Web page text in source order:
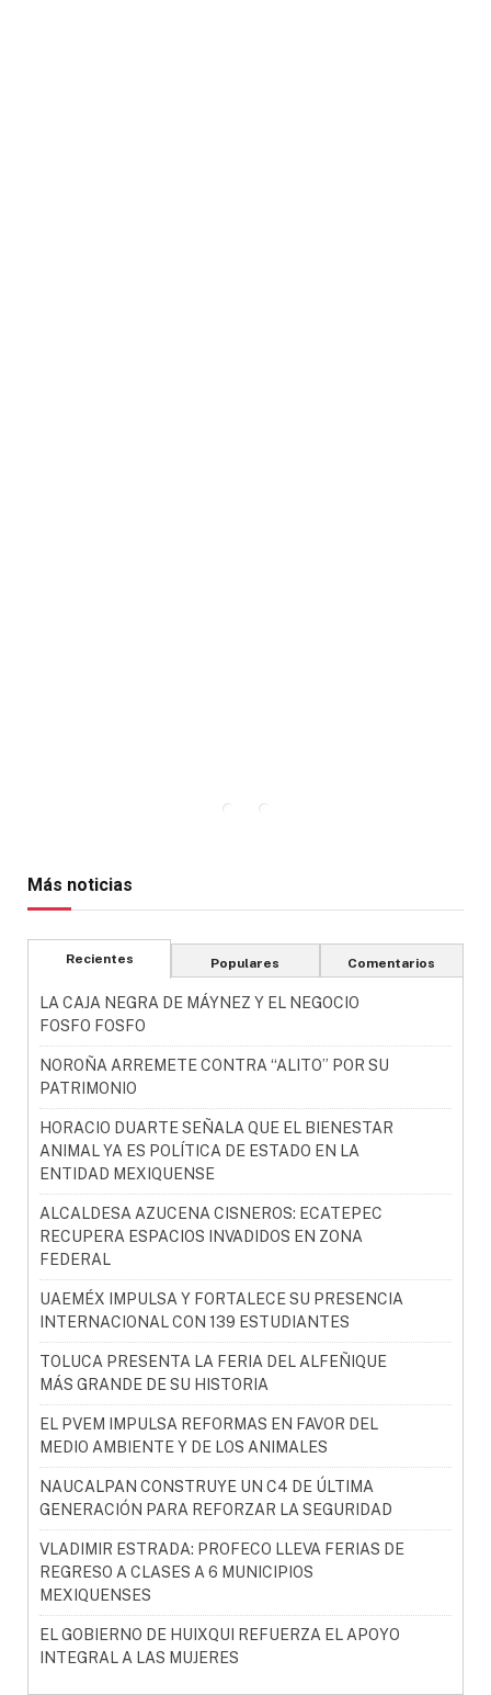
Más noticias
Recientes Populares Comentarios
LA CAJA NEGRA DE MÁYNEZ Y EL NEGOCIO
FOSFO FOSFO
NOROÑA ARREMETE CONTRA “ALITO” POR SU
PATRIMONIO
HORACIO DUARTE SEÑALA QUE EL BIENESTAR
ANIMAL YA ES POLÍTICA DE ESTADO EN LA
ENTIDAD MEXIQUENSE
ALCALDESA AZUCENA CISNEROS: ECATEPEC
RECUPERA ESPACIOS INVADIDOS EN ZONA
FEDERAL
UAEMÉX IMPULSA Y FORTALECE SU PRESENCIA
INTERNACIONAL CON 139 ESTUDIANTES
TOLUCA PRESENTA LA FERIA DEL ALFEÑIQUE
MÁS GRANDE DE SU HISTORIA
EL PVEM IMPULSA REFORMAS EN FAVOR DEL
MEDIO AMBIENTE Y DE LOS ANIMALES
NAUCALPAN CONSTRUYE UN C4 DE ÚLTIMA
GENERACIÓN PARA REFORZAR LA SEGURIDAD
VLADIMIR ESTRADA: PROFECO LLEVA FERIAS DE
REGRESO A CLASES A 6 MUNICIPIOS
MEXIQUENSES
EL GOBIERNO DE HUIXQUI REFUERZA EL APOYO
INTEGRAL A LAS MUJERES